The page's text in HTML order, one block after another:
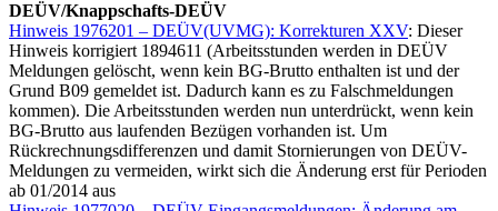
DEÜV/Knappschafts-DEÜV
Hinweis 1976201 – DEÜV(UVMG): Korrekturen XXV: Dieser
Hinweis korrigiert 1894611 (Arbeitsstunden werden in DEÜV
Meldungen gelöscht, wenn kein BG-Brutto enthalten ist und der
Grund B09 gemeldet ist. Dadurch kann es zu Falschmeldungen
kommen). Die Arbeitsstunden werden nun unterdrückt, wenn kein
BG-Brutto aus laufenden Bezügen vorhanden ist. Um
Rückrechnungsdifferenzen und damit Stornierungen von DEÜV-
Meldungen zu vermeiden, wirkt sich die Änderung erst für Perioden
ab 01/2014 aus